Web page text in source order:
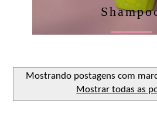
Mostrando postagens com
Mostrar todas as